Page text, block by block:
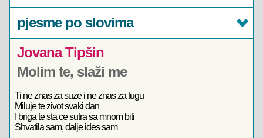
pjesme po slovima
Jovana Tipšin
Molim te, slaži me
Ti ne znas za suze i ne znas za tugu
Miluje te zivot svaki dan
I briga te sta ce sutra sa mnom biti
Shvatila sam, dalje ides sam